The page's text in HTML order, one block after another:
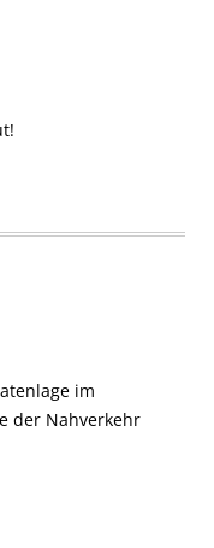
im
der Nahverkehr